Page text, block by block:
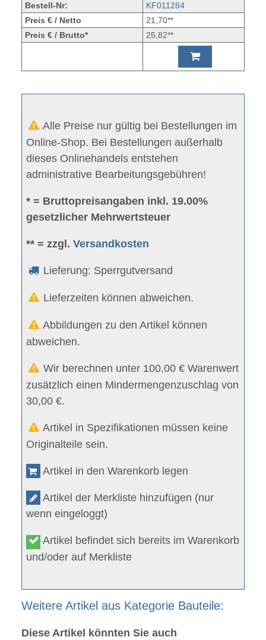
Bestell-Nr:
KF011284
Preis € / Netto
21,70**
Preis € / Brutto*
25,82**
Alle Preise nur gültig bei Bestellungen im
Online-Shop. Bei Bestellungen außerhalb
dieses Onlinehandels entstehen
administrative Bearbeitungsgebühren!
* = Bruttopreisangaben inkl. 19.00%
gesetzlicher Mehrwertsteuer
** = zzgl.Versandkosten
Lieferung: Sperrgutversand
Lieferzeiten können abweichen.
Abbildungen zu den Artikel können
abweichen.
Wir berechnen unter 100,00 € Warenwert
zusätzlich einen Mindermengenzuschlag von
30,00 €.
Artikel in Spezifikationen müssen keine
Originalteile sein.
Artikel in den Warenkorb legen
Artikel der Merkliste hinzufügen (nur
wenn eingeloggt)
Artikel befindet sich bereits im Warenkorb
und/oder auf Merkliste
Weitere Artikel aus Kategorie Bauteile:
Diese Artikel könnten Sie auch